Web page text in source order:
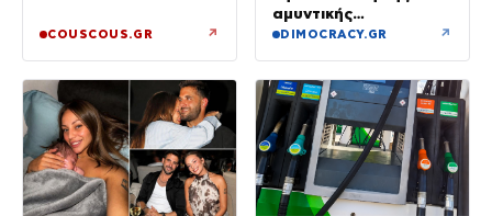
COUSCOUS.GR ↗
αμυντικής
βιομηχανίας
DIMOCRACY.GR ↗